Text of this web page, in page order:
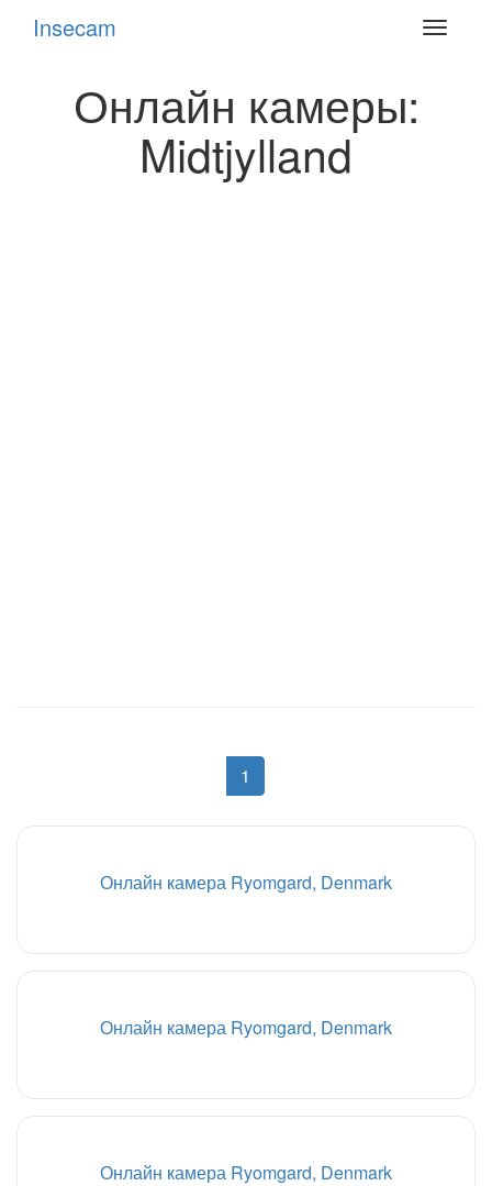
Toggle
Insecam
Онлайн камеры:
Midtjylland
1
Онлайн камера Ryomgard, Denmark
Онлайн камера Ryomgard, Denmark
Онлайн камера Ryomgard, Denmark